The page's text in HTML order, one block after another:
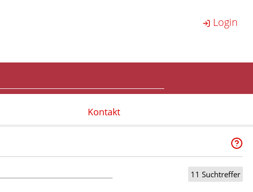
Login
Kontakt
11 Suchtreffer